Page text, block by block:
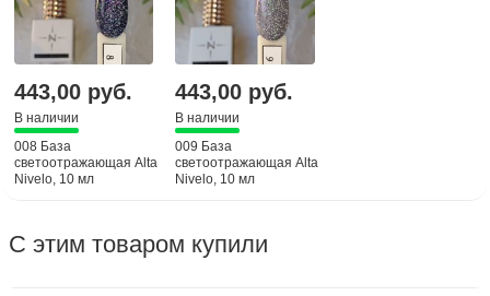
443,00 руб.
В наличии
008 База
светоотражающая Alta
Nivelo, 10 мл
443,00 руб.
В наличии
009 База
светоотражающая Alta
Nivelo, 10 мл
С этим товаром купили